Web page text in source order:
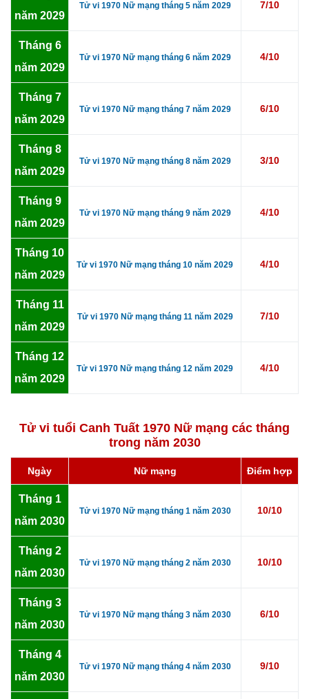
năm 2029
Tử vi 1970 Nữ mạng tháng 5 năm 2029 7/10
Tháng 6
năm 2029
Tử vi 1970 Nữ mạng tháng 6 năm 2029 4/10
Tháng 7
năm 2029
Tử vi 1970 Nữ mạng tháng 7 năm 2029 6/10
Tháng 8
năm 2029
Tử vi 1970 Nữ mạng tháng 8 năm 2029 3/10
Tháng 9
năm 2029
Tử vi 1970 Nữ mạng tháng 9 năm 2029 4/10
Tháng 10
năm 2029
Tử vi 1970 Nữ mạng tháng 10 năm 2029 4/10
Tháng 11
năm 2029
Tử vi 1970 Nữ mạng tháng 11 năm 2029 7/10
Tháng 12
năm 2029
Tử vi 1970 Nữ mạng tháng 12 năm 2029 4/10
Tử vi tuổi Canh Tuất 1970 Nữ mạng các tháng
trong năm 2030
Ngày Nữ mạng Điểm hợp
Tháng 1
năm 2030
Tử vi 1970 Nữ mạng tháng 1 năm 2030 10/10
Tháng 2
năm 2030
Tử vi 1970 Nữ mạng tháng 2 năm 2030 10/10
Tháng 3
năm 2030
Tử vi 1970 Nữ mạng tháng 3 năm 2030 6/10
Tháng 4
năm 2030
Tử vi 1970 Nữ mạng tháng 4 năm 2030 9/10